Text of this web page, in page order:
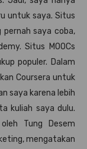
untuk saya. Situs
pernah saya coba,
Situs MOOCs
populer. Dalam
Coursera untuk
saya karena lebih
kuliah saya dulu.
Tung Desem
mengatakan